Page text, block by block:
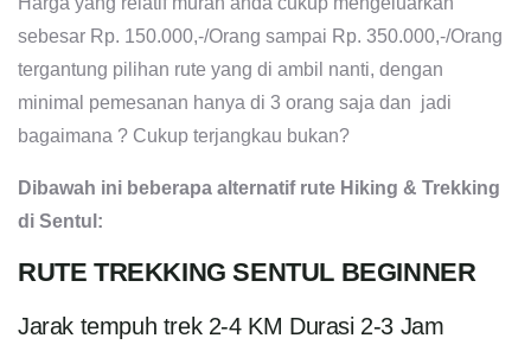
sebesar Rp. 150.000,-/Orang sampai Rp. 350.000,-/Orang
tergantung pilihan rute yang di ambil nanti, dengan
minimal pemesanan hanya di 3 orang saja dan jadi
bagaimana ? Cukup terjangkau bukan?
Dibawah ini beberapa alternatif rute Hiking & Trekking
di Sentul:
RUTE TREKKING SENTUL BEGINNER
Jarak tempuh trek 2-4 KM Durasi 2-3 Jam